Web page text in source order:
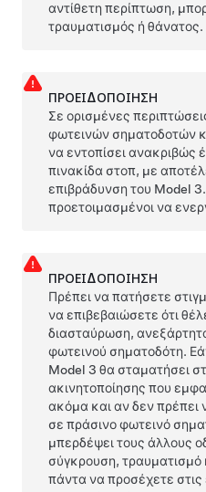
αντίθετη περίπτωση,
τραυματισμός ή θάνατος.
ΠΡΟΕΙΔΟΠΟΊΗΣΗ
Σε ορισμένες
φωτεινών σηματοδοτών
να εντοπίσει ανακριβώς
πινακίδα στοπ, με
επιβράδυνση του Model 3
προετοιμασμένοι να
ΠΡΟΕΙΔΟΠΟΊΗΣΗ
Πρέπει να πατήσετε
να επιβεβαιώσετε ότι
διασταύρωση,
φωτεινού σηματοδότη.
Model 3 θα σταματήσει
ακινητοποίησης που
ακόμα και αν δεν πρέπει
σε πράσινο φωτεινό
μπερδέψει τους άλλους
σύγκρουση,
πάντα να προσέχετε στις